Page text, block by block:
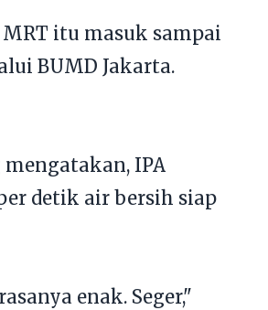
itu masuk sampai
BUMD Jakarta.
IPA
detik air bersih siap
enak. Seger,"